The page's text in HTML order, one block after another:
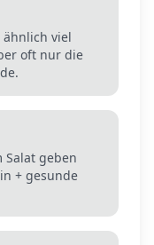
viel
oft nur die
Salat geben
+ gesunde